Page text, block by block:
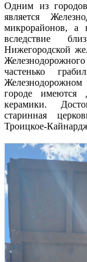
Одним из
является
микрорайонов, а
вследствие
Нижегородской
частенько
Железнодорожном
городе имеются
керамики.
старинная
Троицкое-